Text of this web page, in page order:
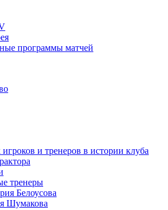
программы матчей
и тренеров в истории клуба
тренеры
Белоусова
Шумакова